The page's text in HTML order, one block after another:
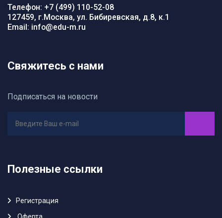
Телефон: +7 (499) 110-52-08
127459, г.Москва, ул. Бибиревская, д.8, к.1
Email: info@edu-m.ru
Свяжитесь с нами
Подписаться на новости
Полезные ссылки
Регистрация
Oферта